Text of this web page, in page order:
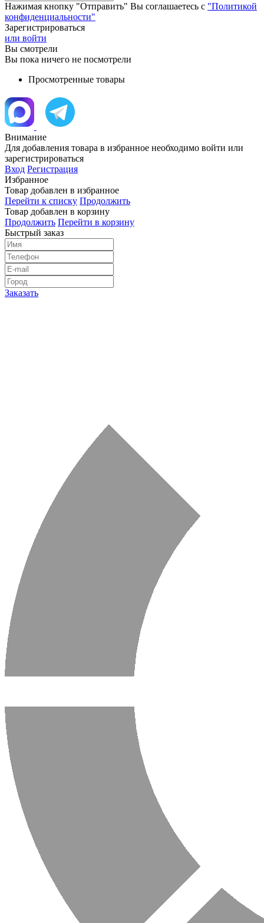
Нажимая кнопку "Отправить" Вы соглашаетесь с "Политикой
конфиденциальности"
Зарегистрироваться
или войти
Вы смотрели
Вы пока ничего не посмотрели
Просмотренные товары
Внимание
Для добавления товара в избранное необходимо войти или
зарегистрироваться
Вход Регистрация
Избранное
Товар добавлен в избранное
Перейти к списку Продолжить
Товар добавлен в корзину
Продолжить Перейти в корзину
Быстрый заказ
Заказать